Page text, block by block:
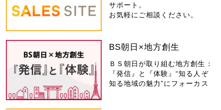
サポート。
お気軽にご相談ください。
BS朝日×地方創生
ＢＳ朝日が取り組む地方創生：
『発信』と『体験』“知る人ぞ
知る地域の魅力”にフォーカス